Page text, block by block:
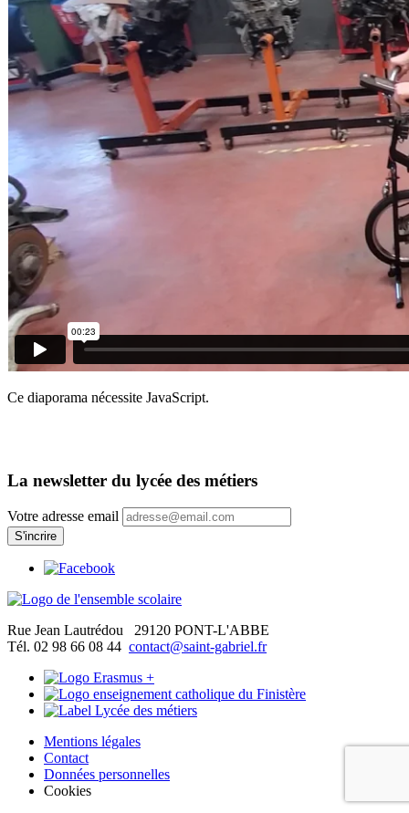
Ce diaporama nécessite JavaScript.
La newsletter du lycée des métiers
Votre adresse email
Rue Jean Lautrédou
29120 PONT-L'ABBE
Tél. 02 98 66 08 44 contact@saint-gabriel.fr
Mentions légales
Contact
Données personnelles
Cookies